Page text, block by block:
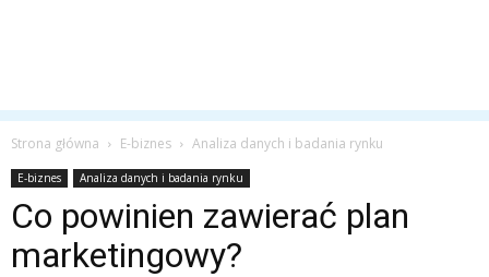
Strona główna E-biznes Analiza danych i badania rynku
E-biznes Analiza danych i badania rynku
Co powinien zawierać plan
marketingowy?